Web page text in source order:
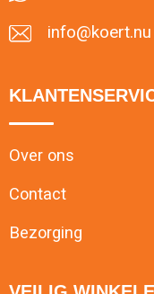
info@koert.nu
Over ons
Contact
Bezorging